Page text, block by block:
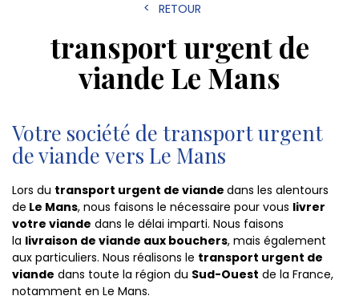
RETOUR
transport urgent de
viande Le Mans
Votre société de transport urgent
de viande vers Le Mans
Lors du transport urgent de viande dans les alentours
de Le Mans, nous faisons le nécessaire pour vous livrer
votre viande dans le délai imparti. Nous faisons
la livraison de viande aux bouchers, mais également
aux particuliers. Nous réalisons le transport urgent de
viande dans toute la région du Sud-Ouest de la France,
notamment en Le Mans.